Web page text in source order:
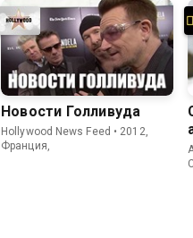
Новости Голливуда
Hollywood News Feed • 2012,
Франция,